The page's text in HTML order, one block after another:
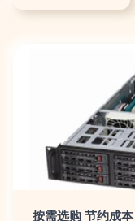
按需选购 节约成